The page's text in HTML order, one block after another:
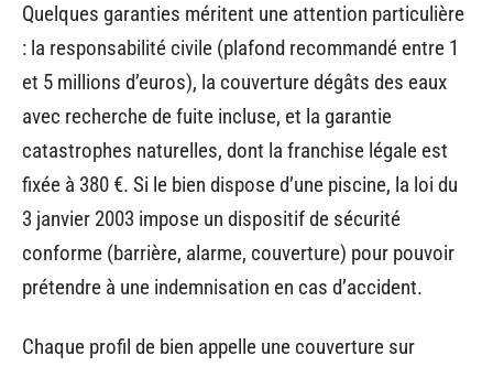
Quelques garanties méritent une attention particulière
: la responsabilité civile (plafond recommandé entre 1
et 5 millions d’euros), la couverture dégâts des eaux
avec recherche de fuite incluse, et la garantie
catastrophes naturelles, dont la franchise légale est
fixée à 380 €. Si le bien dispose d’une piscine, la loi du
3 janvier 2003 impose un dispositif de sécurité
conforme (barrière, alarme, couverture) pour pouvoir
prétendre à une indemnisation en cas d’accident.
Chaque profil de bien appelle une couverture sur